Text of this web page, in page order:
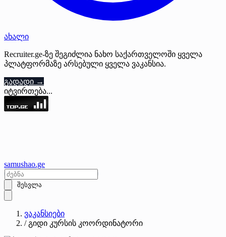
ახალი
Recruiter.ge-ზე შეგიძლია ნახო საქართველოში ყველა
პლატფორმაზე არსებული ყველა ვაკანსია.
გადადი →
იტვირთება...
samushao.ge
შესვლა
ვაკანსიები
/ გიდი კურსის კოორდინატორი